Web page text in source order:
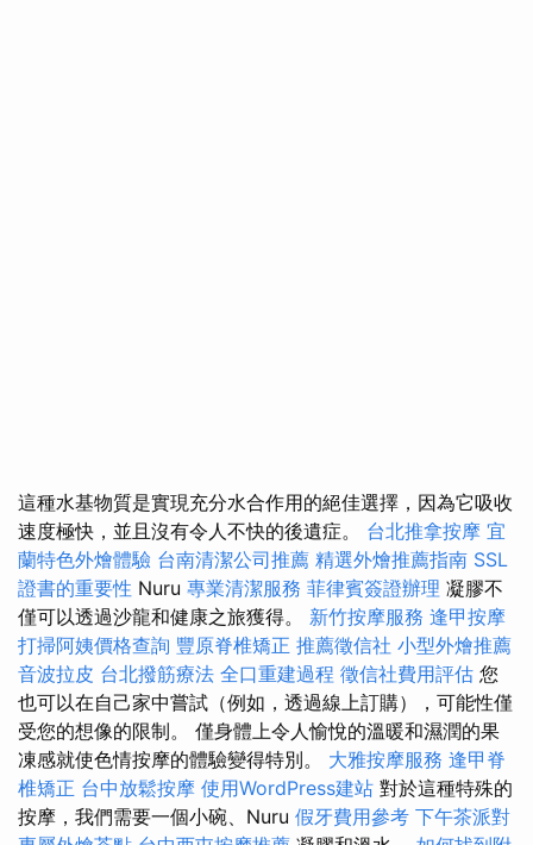
這種水基物質是實現充分水合作用的絕佳選擇，因為它吸收
速度極快，並且沒有令人不快的後遺症。 台北推拿按摩 宜
蘭特色外燴體驗 台南清潔公司推薦 精選外燴推薦指南 SSL
證書的重要性 Nuru 專業清潔服務 菲律賓簽證辦理 凝膠不
僅可以透過沙龍和健康之旅獲得。 新竹按摩服務 逢甲按摩
打掃阿姨價格查詢 豐原脊椎矯正 推薦徵信社 小型外燴推薦
音波拉皮 台北撥筋療法 全口重建過程 徵信社費用評估 您
也可以在自己家中嘗試（例如，透過線上訂購），可能性僅
受您的想像的限制。 僅身體上令人愉悅的溫暖和濕潤的果
凍感就使色情按摩的體驗變得特別。 大雅按摩服務 逢甲脊
椎矯正 台中放鬆按摩 使用WordPress建站 對於這種特殊的
按摩，我們需要一個小碗、Nuru 假牙費用參考 下午茶派對